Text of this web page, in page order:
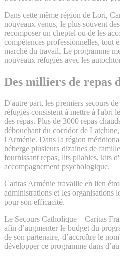
Dans cette même région de Lori,
nouveaux venus, le plus souvent
recomposer un cheptel ou de les
compétences professionnelles, tout
marché du travail. Le programme
nouveaux réfugiés avec les
Des milliers de repas
D'autre part, les premiers secours
réfugiés consistent à mettre à l'abri
des repas. Plus de 3000 repas
débouchant du corridor de
l'Arménie. Dans la région
héberge plusieurs dizaines de
fournissant repas, lits pliables, kits
accompagnement psychologique.
Caritas Arménie travaille en lien
administrations et les organisations
pour son efficacité.
Le Secours Catholique – Caritas
afin d’augmenter le budget du
de son partenaire, d’accroître le
développer ce programme dans